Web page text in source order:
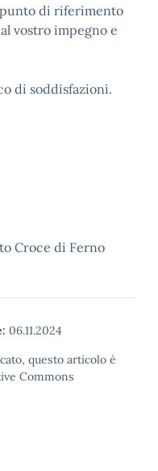
di riferimento
vostro impegno e
di soddisfazioni.
Croce di Ferno
06.11.2024
questo articolo è
Commons